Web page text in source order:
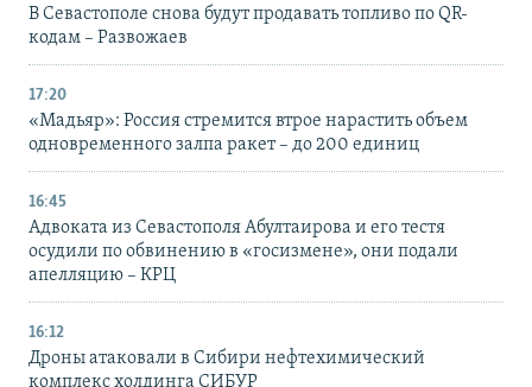
В Севастополе снова будут продавать топливо по QR-
кодам – Развожаев
17:20
«Мадьяр»: Россия стремится втрое нарастить объем
одновременного залпа ракет – до 200 единиц
16:45
Адвоката из Севастополя Абултаирова и его тестя
осудили по обвинению в «госизмене», они подали
апелляцию – КРЦ
16:12
Дроны атаковали в Сибири нефтехимический
комплекс холдинга СИБУР